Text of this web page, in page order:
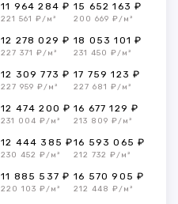
11 964 284 ₽
221 561 ₽/м²
15 652 163 ₽
200 669 ₽/м²
12 278 029 ₽
227 371 ₽/м²
18 053 101 ₽
231 450 ₽/м²
12 309 773 ₽
227 959 ₽/м²
17 759 123 ₽
227 681 ₽/м²
12 474 200 ₽
231 004 ₽/м²
16 677 129 ₽
213 809 ₽/м²
12 444 385 ₽
230 452 ₽/м²
16 593 065 ₽
212 732 ₽/м²
11 885 537 ₽
220 103 ₽/м²
16 570 905 ₽
212 448 ₽/м²